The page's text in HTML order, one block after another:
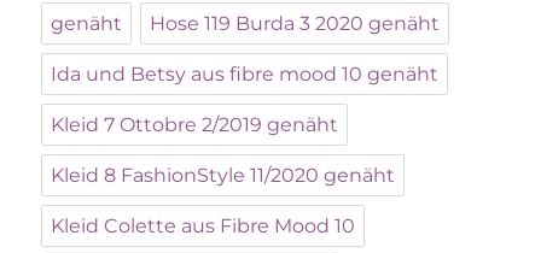
genäht Hose 119 Burda 3 2020 genäht
Ida und Betsy aus fibre mood 10 genäht
Kleid 7 Ottobre 2/2019 genäht
Kleid 8 FashionStyle 11/2020 genäht
Kleid Colette aus Fibre Mood 10